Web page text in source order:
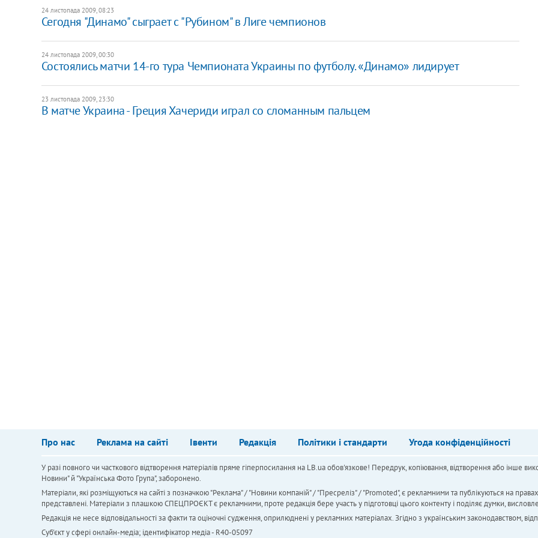
24 листопада 2009, 08:23
Сегодня "Динамо" сыграет с "Рубином" в Лиге чемпионов
24 листопада 2009, 00:30
Состоялись матчи 14-го тура Чемпионата Украины по футболу. «Динамо» лидирует
23 листопада 2009, 23:30
В матче Украина - Греция Хачериди играл со сломанным пальцем
Про нас Реклама на сайті Івенти Редакція Політики і стандарти Угода конфіденційності
У разі повного чи часткового відтворення матеріалів пряме гіперпосилання на LB.ua обов'язкове! Передрук, копіювання, відтворення або інше
Новини" й "Українська Фото Група", заборонено.
Матеріали, які розміщуються на сайті з позначкою "Реклама" / "Новини компаній" / "Пресреліз" / "Promoted", є рекламними та публікуються на
представлені. Матеріали з плашкою СПЕЦПРОЄКТ є рекламними, проте редакція бере участь у підготовці цього контенту і поділяє думки,
Редакція не несе відповідальності за факти та оціночні судження, оприлюднені у рекламних матеріалах. Згідно з українським законодавством,
Cуб'єкт у сфері онлайн-медіа; ідентифікатор медіа - R40-05097